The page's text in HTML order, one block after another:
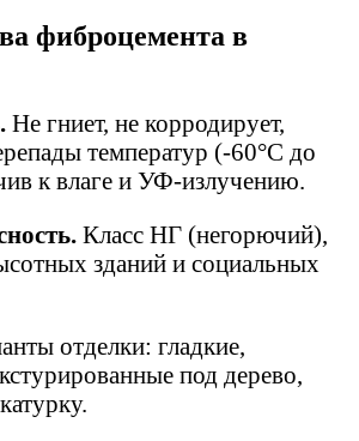
фиброцемента в
Не гниет, не корродирует,
температур (-60°C до
к влаге и УФ-излучению.
Класс НГ (негорючий),
зданий и социальных
отделки: гладкие,
под дерево,